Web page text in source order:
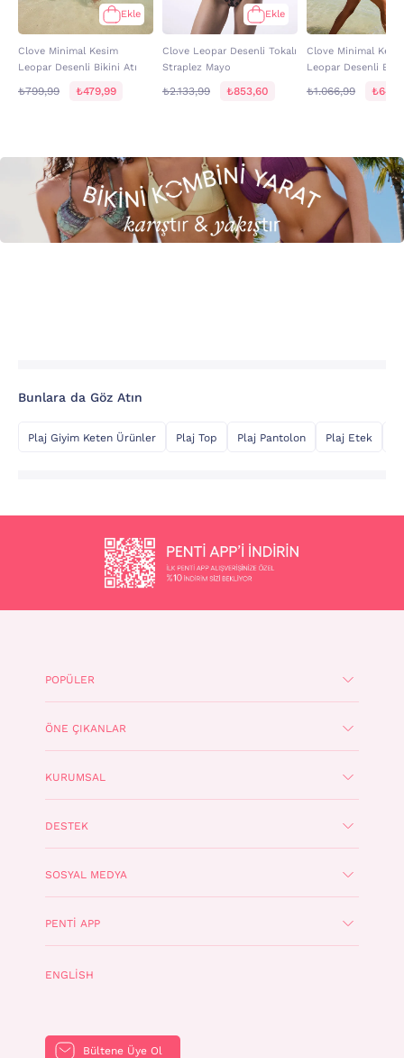
Ekle
Clove Minimal Kesim
Leopar Desenli Bikini Atı
₺799,99 ₺479,99
Ekle
Clove Leopar Desenli Tokalı
Straplez Mayo
₺2.133,99 ₺853,60
Clove Minimal
Leopar Desenli
₺1.066,99
Bunlara da Göz Atın
Plaj Giyim Keten Ürünler Plaj Top Plaj Pantolon Plaj Etek
POPÜLER
ÖNE ÇIKANLAR
KURUMSAL
DESTEK
SOSYAL MEDYA
PENTI APP
ENGLISH
Bültene Üye Ol